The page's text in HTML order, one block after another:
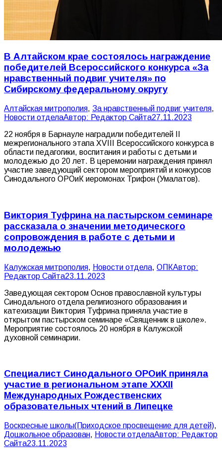
В Алтайском крае состоялось награждение
победителей Всероссийского конкурса «За
нравственный подвиг учителя» по
Сибирскому федеральному округу
Алтайская митрополия, За нравственный подвиг учителя,
Новости отделаАвтор: Редактор Сайта27.11.2023
22 ноября в Барнауле наградили победителей II
межрегионального этапа XVIII Всероссийского конкурса в
области педагогики, воспитания и работы с детьми и
молодежью до 20 лет. В церемонии награждения принял
участие заведующий сектором мероприятий и конкурсов
Синодального ОРОиК иеромонах Трифон (Умалатов).
Виктория Туфрина на пастырском семинаре
рассказала о значении методического
сопровождения в работе с детьми и
молодежью
Калужская митрополия, Новости отдела, ОПКАвтор:
Редактор Сайта23.11.2023
Заведующая сектором Основ православной культуры
Синодального отдела религиозного образования и
катехизации Виктория Туфрина приняла участие в
открытом пастырском семинаре «Священник в школе».
Мероприятие состоялось 20 ноября в Калужской
духовной семинарии.
Специалист Синодального ОРОиК приняла
участие в региональном этапе XXXII
Международных Рождественских
образовательных чтений в Липецке
Воскресные школы(Приходское просвещение для детей),
Дошкольное образован, Новости отделаАвтор: Редактор
Сайта23.11.2023